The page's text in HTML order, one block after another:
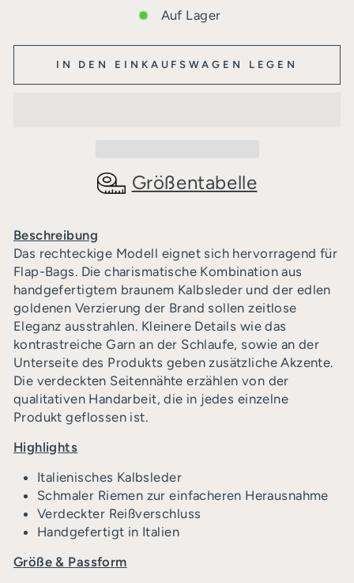
Auf Lager
IN DEN EINKAUFSWAGEN LEGEN
Größentabelle
Beschreibung
Das rechteckige Modell eignet sich hervorragend für
Flap-Bags. Die charismatische Kombination aus
handgefertigtem braunem Kalbsleder und der edlen
goldenen Verzierung der Brand sollen zeitlose
Eleganz ausstrahlen. Kleinere Details wie das
kontrastreiche Garn an der Schlaufe, sowie an der
Unterseite des Produkts geben zusätzliche Akzente.
Die verdeckten Seitennähte erzählen von der
qualitativen Handarbeit, die in jedes einzelne
Produkt geflossen ist.
Highlights
Italienisches Kalbsleder
Schmaler Riemen zur einfacheren Herausnahme
Verdeckter Reißverschluss
Handgefertigt in Italien
Größe & Passform